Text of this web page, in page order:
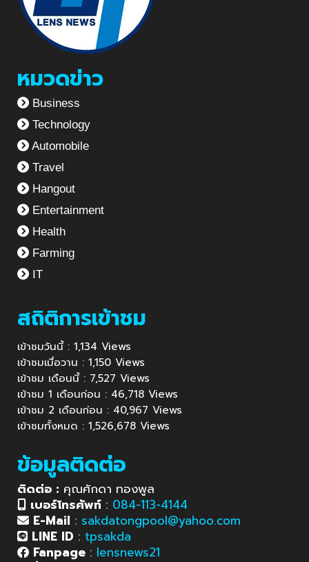
หมวดข่าว
Business
Technology
Automobile
Travel
Hangout
Entertainment
Health
Farming
IT
สถิติการเข้าชม
เข้าชมวันนี้ : 1,134 Views
เข้าชมเมื่อวาน : 1,150 Views
เข้าชม เดือนนี้ : 7,527 Views
เข้าชม 1 เดือนก่อน : 46,718 Views
เข้าชม 2 เดือนก่อน : 40,967 Views
เข้าชมทั้งหมด : 1,526,678 Views
ข้อมูลติดต่อ
ติดต่อ : คุณศักดา ทองพูล
เบอร์โทรศัพท์ : 084-113-4144
E-Mail : sakdatongpool@yahoo.com
LINE ID : tpsakda
Fanpage : lensnews21